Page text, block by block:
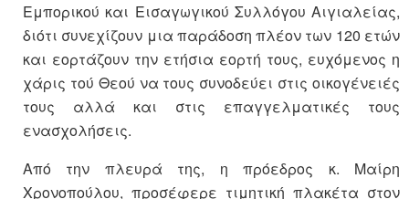
Εμπορικού και Εισαγωγικού Συλλόγου Αιγιαλείας,
διότι συνεχίζουν μια παράδοση πλέον των 120 ετών
και εορτάζουν την ετήσια εορτή τους, ευχόμενος η
χάρις τού Θεού να τους συνοδεύει στις οικογένειές
τους αλλά και στις επαγγελματικές τους
ενασχολήσεις.
Από την πλευρά της, η πρόεδρος κ. Μαίρη
Χρονοπούλου, προσέφερε τιμητική πλακέτα στον